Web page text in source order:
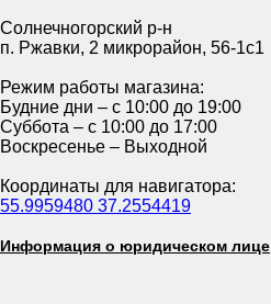
Солнечногорский р-н
п. Ржавки, 2 микрорайон, 56-1с1
Режим работы магазина:
Будние дни – с 10:00 до 19:00
Суббота – с 10:00 до 17:00
Воскресенье – Выходной
Координаты для навигатора:
55.9959480 37.2554419
Информация о юридическом лице